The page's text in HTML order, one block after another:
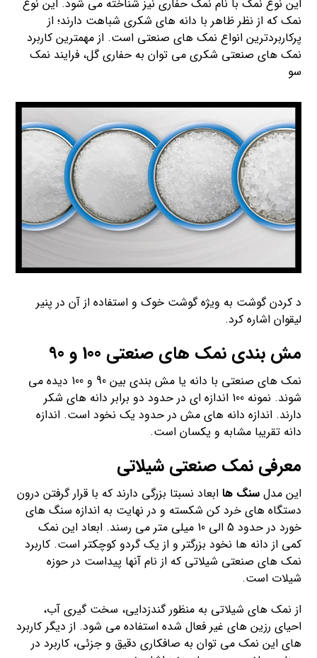
این نوع نمک با نام نمک حفاری نیز شناخته می شود. این نوع
نمک که از نظر ظاهر با دانه های شکری شباهت دارند؛ از
پرکاربردترین انواع نمک های صنعتی است. از مهمترین کاربرد
نمک های صنعتی شکری می توان به حفاری گل، فرایند نمک
سو
د کردن گوشت به ویژه گوشت خوک و استفاده از آن در پنیر
لیقوان اشاره کرد.
مش بندی نمک های صنعتی 100 و 90
نمک های صنعتی با دانه یا مش بندی بین 90 و 100 دیده می
شوند. نمونه 100 اندازه ای در حدود دو برابر دانه های شکر
دارند. اندازه دانه های مش در حدود یک نخود است. اندازه
دانه تقریبا مشابه و یکسان است.
معرفی نمک صنعتی شیلاتی
این مدلسنگ ها ابعاد نسبتا بزرگی دارند که با قرار گرفتن درون
دستگاه های خرد کن شکسته و در نهایت به اندازه سنگ های
خورد در حدود 5 الی 10 میلی متر می رسند. ابعاد این نمک
کمی از دانه ها نخود بزرگتر و از یک گردو کوچکتر است. کاربرد
نمک های صنعتی شیلاتی که از نام آنها پیداست در حوزه
شیلات است.
از نمک های شیلاتی به منظور گندزدایی، سخت گیری آب،
احیای رزین های غیر فعال شده استفاده می شود. از دیگر کاربرد
های این نمک می توان به صافکاری دقیق و جزئی، کاربرد در